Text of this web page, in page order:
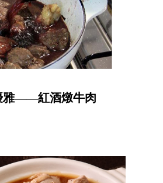
雅——紅酒燉牛肉